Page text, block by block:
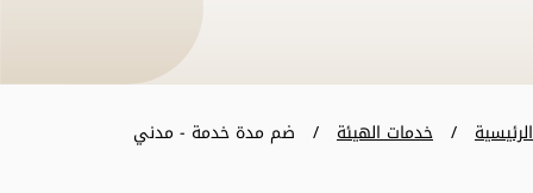
الرئيسية خدمات الهيئة ضم مدة خدمة - مدني